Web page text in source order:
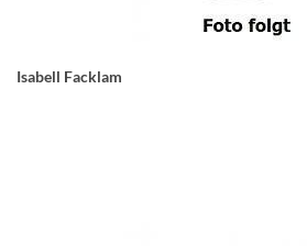
Isabell Facklam